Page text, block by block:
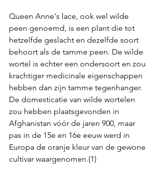
Queen Anne's lace, ook wel wilde
peen genoemd, is een plant die tot
hetzelfde geslacht en dezelfde soort
behoort als de tamme peen. De wilde
wortel is echter een ondersoort en zou
krachtiger medicinale eigenschappen
hebben dan zijn tamme tegenhanger.
De domesticatie van wilde wortelen
zou hebben plaatsgevonden in
Afghanistan vóór de jaren 900, maar
pas in de 15e en 16e eeuw werd in
Europa de oranje kleur van de gewone
cultivar waargenomen.(1)